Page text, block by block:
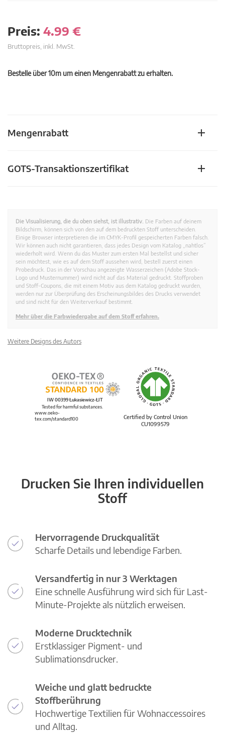
Preis: 4.99 €
Bruttopreis, inkl. MwSt.
Bestelle über 10m um einen Mengenrabatt zu erhalten.
Mengenrabatt
GOTS-Transaktionszertifikat
Die Visualisierung, die du oben siehst, ist illustrativ. Die Farben auf deinem
Bildschirm, können sich von den auf dem bedruckten Stoff unterscheiden.
Einige Browser interpretieren die im CMYK-Profil gespeicherten Farben falsch.
Wir können auch nicht garantieren, dass jedes Design vom Katalog „nahtlos”
wiederholt wird. Wenn du das Muster zum ersten Mal bestellst und sicher
sein möchtest, wie es auf dem Stoff aussehen wird, bestell zuerst einen
Probedruck. Das in der Vorschau angezeigte Wasserzeichen (Adobe Stock-
Logo und Musternummer) wird nicht auf das Material gedruckt. Stoffproben
und Stoff-Coupons, die mit einem Motiv aus dem Katalog gedruckt wurden,
werden nur zur Überprüfung des Erscheinungsbildes des Drucks verwendet
und sind nicht für den Weiterverkauf bestimmt.
Mehr über die Farbwiedergabe auf dem Stoff erfahren.
Weitere Designs des Autors
Certified by Control Union
CU1099579
IW 00399 Łukasiewicz-ŁIT
Tested for harmful substances.
www.oeko-
tex.com/standard100
Drucken Sie Ihren individuellen
Stoff
Hervorragende Druckqualität
Scharfe Details und lebendige Farben.
Versandfertig in nur 3 Werktagen
Eine schnelle Ausführung wird sich für Last-
Minute-Projekte als nützlich erweisen.
Moderne Drucktechnik
Erstklassiger Pigment- und
Sublimationsdrucker.
Weiche und glatt bedruckte
Stoffberührung
Hochwertige Textilien für Wohnaccessoires
und Alltag.